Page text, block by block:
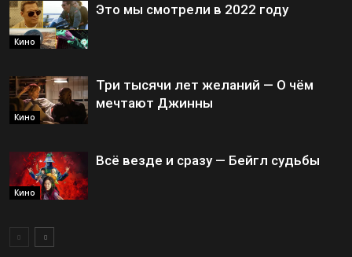
Кино
Это мы смотрели в 2022 году
Кино
Три тысячи лет желаний — О чём
мечтают Джинны
Кино
Всё везде и сразу — Бейгл судьбы